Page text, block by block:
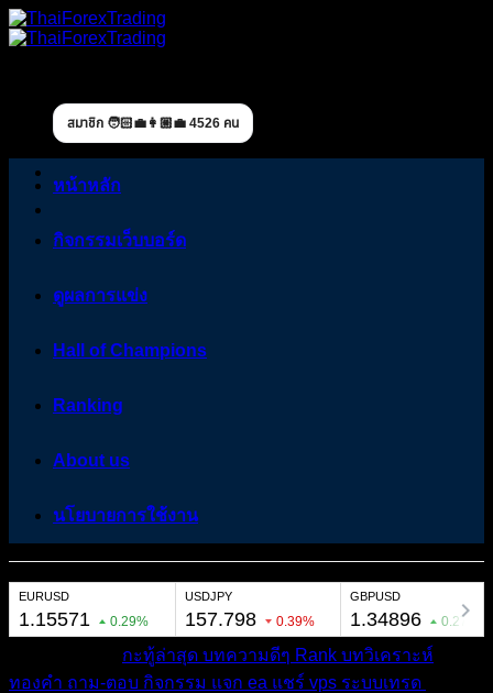
Skip
to
สมาชิก 🧑🏻‍💼👩🏼‍💼 4526 คน
หน้าหลัก
กิจกรรมเว็บบอร์ด
ดูผลการแข่ง
Hall of Champions
Ranking
About us
นโยบายการใช้งาน
กะทู้ล่าสุด บทความดีๆ Rank บทวิเคราะห์
ทองคำ ถาม-ตอบ กิจกรรม แจก ea แชร์ vps ระบบเทรด